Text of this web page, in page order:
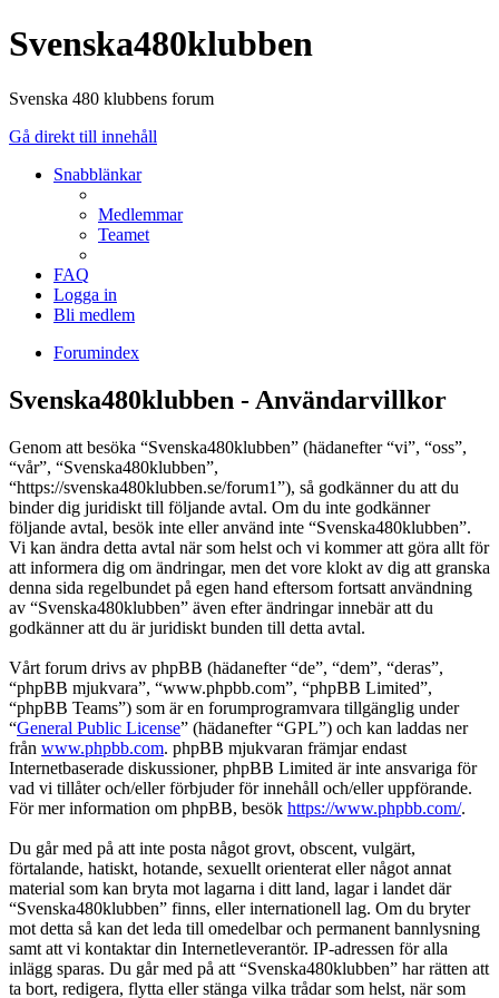
Svenska480klubben
Svenska 480 klubbens forum
Gå direkt till innehåll
Snabblänkar
Medlemmar
Teamet
FAQ
Logga in
Bli medlem
Forumindex
Svenska480klubben - Användarvillkor
Genom att besöka “Svenska480klubben” (hädanefter “vi”, “oss”,
“vår”, “Svenska480klubben”,
“https://svenska480klubben.se/forum1”), så godkänner du att du
binder dig juridiskt till följande avtal. Om du inte godkänner
följande avtal, besök inte eller använd inte “Svenska480klubben”.
Vi kan ändra detta avtal när som helst och vi kommer att göra allt för
att informera dig om ändringar, men det vore klokt av dig att granska
denna sida regelbundet på egen hand eftersom fortsatt användning
av “Svenska480klubben” även efter ändringar innebär att du
godkänner att du är juridiskt bunden till detta avtal.
Vårt forum drivs av phpBB (hädanefter “de”, “dem”, “deras”,
“phpBB mjukvara”, “www.phpbb.com”, “phpBB Limited”,
“phpBB Teams”) som är en forumprogramvara tillgänglig under
“General Public License” (hädanefter “GPL”) och kan laddas ner
från www.phpbb.com. phpBB mjukvaran främjar endast
Internetbaserade diskussioner, phpBB Limited är inte ansvariga för
vad vi tillåter och/eller förbjuder för innehåll och/eller uppförande.
För mer information om phpBB, besök https://www.phpbb.com/.
Du går med på att inte posta något grovt, obscent, vulgärt,
förtalande, hatiskt, hotande, sexuellt orienterat eller något annat
material som kan bryta mot lagarna i ditt land, lagar i landet där
“Svenska480klubben” finns, eller internationell lag. Om du bryter
mot detta så kan det leda till omedelbar och permanent bannlysning
samt att vi kontaktar din Internetleverantör. IP-adressen för alla
inlägg sparas. Du går med på att “Svenska480klubben” har rätten att
ta bort, redigera, flytta eller stänga vilka trådar som helst, när som